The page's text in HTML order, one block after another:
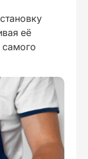
её
самого